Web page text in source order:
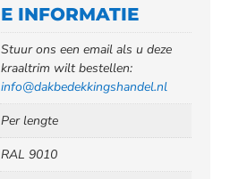
INFORMATIE
Stuur ons een email als u deze
kraaltrim wilt bestellen:
info@dakbedekkingshandel.nl
Per lengte
RAL 9010